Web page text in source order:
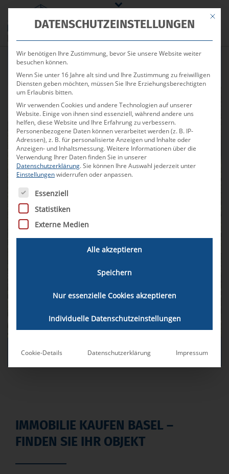
Unsere Immobilienangebote
in Basel & der Schweiz
Zahlreiche Immobilienangebote in der
Schweiz
Persönliche Ansprechpartner
Professionelle & unabhängige
Unterstützung bei der Finanzierung
Zum Kontakt
LIBA & PARTNER IMMOBILIEN AG
IMMOBILIE KAUFEN BASEL –
FINDEN SIE IHR OBJEKT
Mit
DATENSCHUTZEINSTELLUNGEN
Wir benötigen Ihre Zustimmung, bevor Sie unsere Website weiter
besuchen können.
Wenn Sie unter 16 Jahre alt sind und Ihre Zustimmung zu freiwilligen
Diensten geben möchten, müssen Sie Ihre Erziehungsberechtigten
um Erlaubnis bitten.
Wir verwenden Cookies und andere Technologien auf unserer
Website. Einige von ihnen sind essenziell, während andere uns
helfen, diese Website und Ihre Erfahrung zu verbessern.
Personenbezogene Daten können verarbeitet werden (z. B. IP-
Adressen), z. B. für personalisierte Anzeigen und Inhalte oder
Anzeigen- und Inhaltsmessung.Weitere Informationen über die
Verwendung Ihrer Daten finden Sie in unserer
Datenschutzerklärung.Sie können Ihre Auswahl jederzeit unter
Einstellungenwiderrufen oder anpassen.
Es folgt eine Liste der Service-Gruppen, für die eine
Essenziell
Statistiken
Externe Medien
Alle akzeptieren
Speichern
Nur essenzielle Cookies akzeptieren
Individuelle Datenschutzeinstellungen
Cookie-Details Datenschutzerklärung Impressum